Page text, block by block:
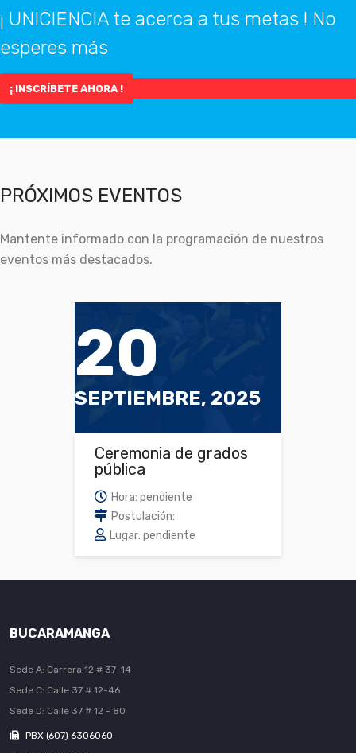
¡ UNICIENCIA te acerca a tus metas ! No
esperes más
¡ INSCRÍBETE AHORA !
PRÓXIMOS EVENTOS
Mantente informado con la programación de nuestros
eventos más destacados.
20
SEPTIEMBRE, 2025
Ceremonia de grados
pública
Hora: pendiente
Postulación:
Lugar: pendiente
BUCARAMANGA
Sede A: Carrera 12 # 37-14
Sede C: Calle 37 # 12-46
Sede D: Calle 37 # 12 - 80
PBX (607) 6306060